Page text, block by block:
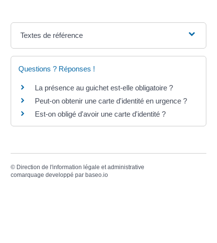
Textes de référence
Questions ? Réponses !
La présence au guichet est-elle obligatoire ?
Peut-on obtenir une carte d'identité en urgence ?
Est-on obligé d'avoir une carte d'identité ?
© Direction de l'information légale et administrative
comarquage developpé par baseo.io